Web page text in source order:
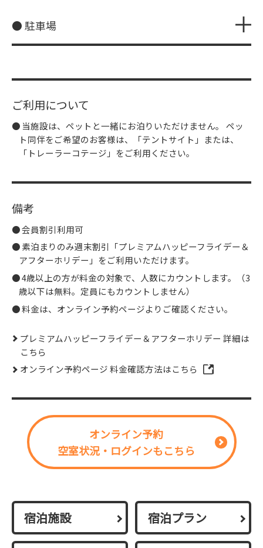
● 駐車場
ご利用について
当施設は、ペットと一緒にお泊りいただけません。 ペッ
ト同伴をご希望のお客様は、「テントサイト」または、
「トレーラーコテージ」をご利用ください。
備考
会員割引利用可
素泊まりのみ週末割引「プレミアムハッピーフライデー＆
アフターホリデー」をご利用いただけます。
4歳以上の方が料金の対象で、人数にカウントします。（3
歳以下は無料。定員にもカウントしません）
料金は、オンライン予約ページよりご確認ください。
プレミアムハッピーフライデー＆アフターホリデー 詳細は
こちら
オンライン予約ページ 料金確認方法はこちら
オンライン予約
空室状況・ログインもこちら
宿泊施設 宿泊プラン